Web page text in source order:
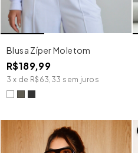
Blusa Zíper Moletom
R$189,99
3 x de R$63,33 sem juros